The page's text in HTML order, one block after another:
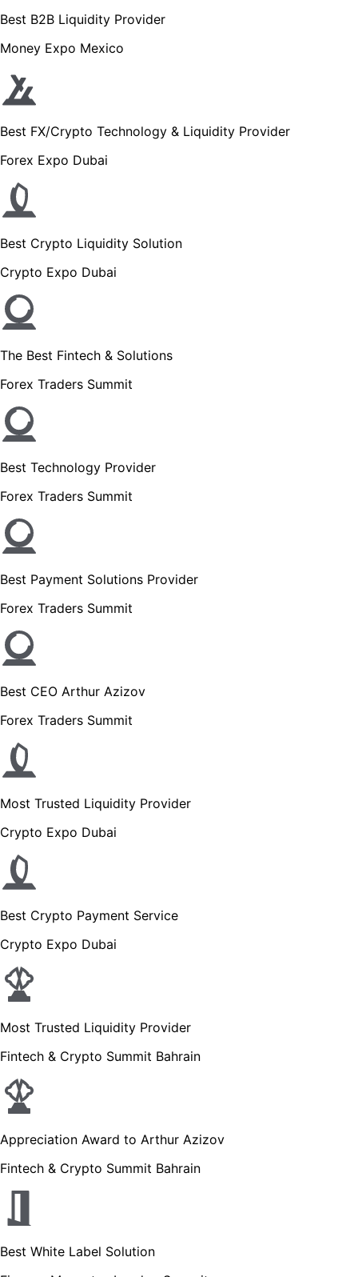
Best B2B Liquidity Provider
Money Expo Mexico
Best FX/Crypto Technology & Liquidity Provider
Forex Expo Dubai
Best Crypto Liquidity Solution
Crypto Expo Dubai
The Best Fintech & Solutions
Forex Traders Summit
Best Technology Provider
Forex Traders Summit
Best Payment Solutions Provider
Forex Traders Summit
Best CEO Arthur Azizov
Forex Traders Summit
Most Trusted Liquidity Provider
Crypto Expo Dubai
Best Crypto Payment Service
Crypto Expo Dubai
Most Trusted Liquidity Provider
Fintech & Crypto Summit Bahrain
Appreciation Award to Arthur Azizov
Fintech & Crypto Summit Bahrain
Best White Label Solution